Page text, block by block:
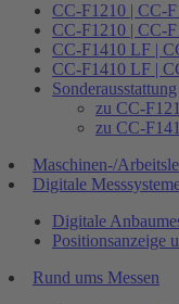
CC-F1210 | CC-
CC-F1210 | CC-
CC-F1410 LF |
CC-F1410 LF |
Sonderausstattung
zu CC-
zu CC-
Maschinen-/
Digitale
Digitale
Positionsanzeige
Rund ums Messen